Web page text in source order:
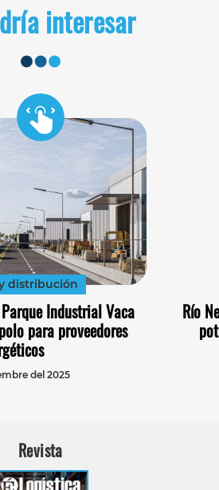
interesar
distribución
Industrial Vaca
para proveedores
del 2025
Río
Revista